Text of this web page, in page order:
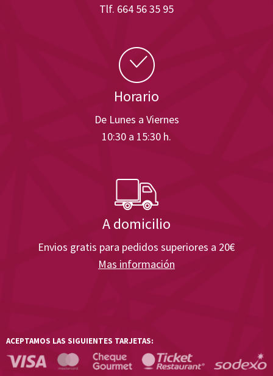
Tlf. 664 56 35 95
Horario
De Lunes a Viernes
10:30 a 15:30 h.
A domicilio
Envios gratis para pedidos superiores a 20€
Mas información
ACEPTAMOS LAS SIGUIENTES TARJETAS: